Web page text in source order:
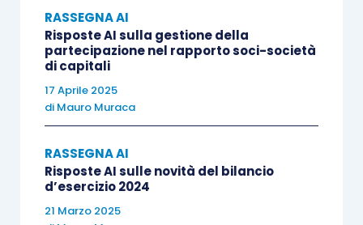
Giurisprudenza di legittimità
anchenormativa nazionale e regionale.
RASSEGNA AI
Risposte AI sulla gestione della
partecipazione nel rapporto soci-società
di capitali
17 Aprile 2025
di Mauro Muraca
RASSEGNA AI
Risposte AI sulle novità del bilancio
d’esercizio 2024
21 Marzo 2025